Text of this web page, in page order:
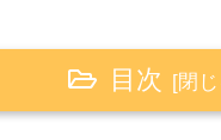
目次